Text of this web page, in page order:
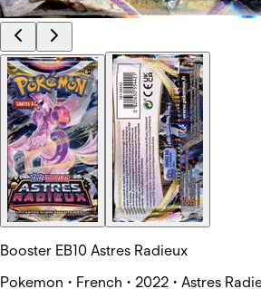
Booster EB10 Astres Radieux
Pokemon • French • 2022 • Astres